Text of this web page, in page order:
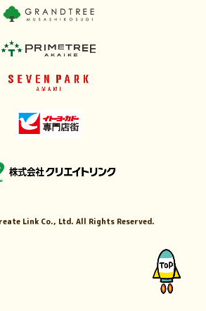
Link Co., Ltd. All Rights Reserved.